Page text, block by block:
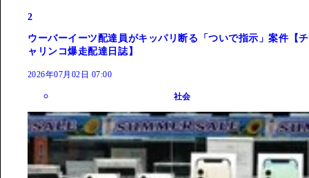
2
ウーバーイーツ配達員がキッパリ断る「ついで指示」案件【チ
ャリンコ爆走配達日誌】
2026年07月02日 07:00
社会